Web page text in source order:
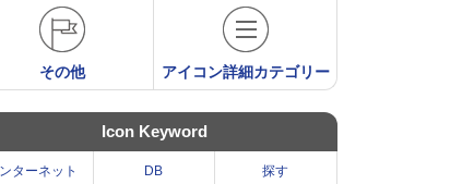
その他 アイコン詳細カテゴリー
Icon Keyword
ターネット DB 探す